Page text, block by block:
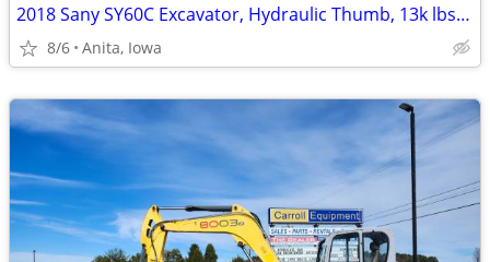
2018 Sany SY60C Excavator, Hydraulic Thumb, 13k lbs, Low Hours!!!!
8/6 Anita, Iowa